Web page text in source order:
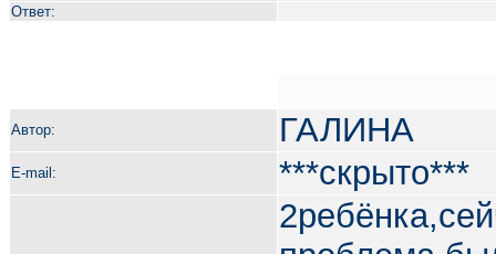
Ответ:
Автор: ГАЛИНА
E-mail: ***скрыто***